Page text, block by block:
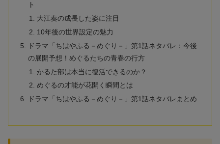
ト
大江奏の成長した姿に注目
10年後の世界設定の魅力
ドラマ「ちはやふる－めぐり－」第1話ネタバレ：今後
の展開予想！めぐるたちの青春の行方
かるた部は本当に復活できるのか？
めぐるの才能が花開く瞬間とは
ドラマ「ちはやふる－めぐり－」第1話ネタバレまとめ